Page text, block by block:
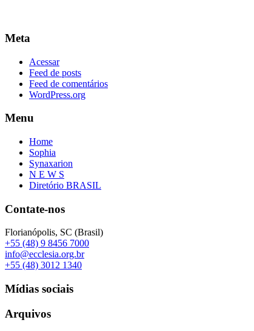
Meta
Acessar
Feed de posts
Feed de comentários
WordPress.org
Menu
Home
Sophia
Synaxarion
N E W S
Diretório BRASIL
Contate-nos
Florianópolis, SC (Brasil)
+55 (48) 9 8456 7000
info@ecclesia.org.br
+55 (48) 3012 1340
Mídias sociais
Arquivos